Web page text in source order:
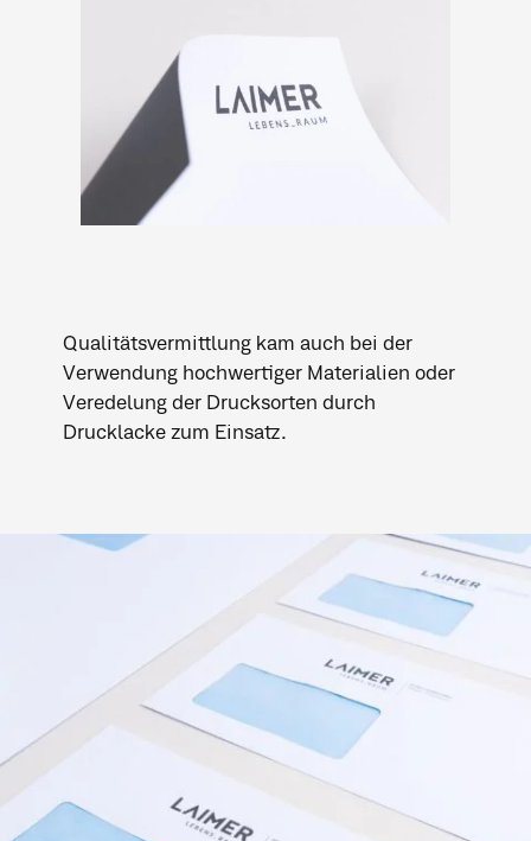
Qualitätsvermittlung kam auch bei der
Verwendung hochwertiger Materialien oder
Veredelung der Drucksorten durch
Drucklacke zum Einsatz.